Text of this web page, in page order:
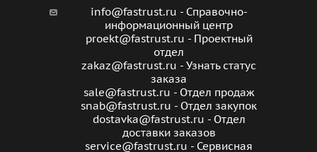
info@fastrust.ru - Справочно-
информационный центр
proekt@fastrust.ru - Проектный
отдел
zakaz@fastrust.ru - Узнать статус
заказа
sale@fastrust.ru - Отдел продаж
snab@fastrust.ru - Отдел закупок
dostavka@fastrust.ru - Отдел
доставки заказов
service@fastrust.ru - Сервисная